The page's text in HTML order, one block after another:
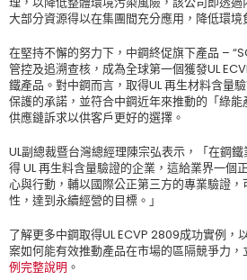
大部分資源得以在集團間充分應用，降低環境
在堅持不懈的努力下，中鋼終促旗下產品 –
管控及追溯查核，成為全球第一個獲發UL
鐵產品。對中鋼而言，取得UL 再生材料含量
保護的承諾，並符合中鋼近年來推動的「綠
供應鏈訴求以供客戶更好的選擇。
UL副總裁暨台灣總經理陳宗弘表示，「在鋼
得 UL 再生料含量驗證的企業，這給業界一個
心與行動，輔以國際公正第三方的專業驗證
性，達到永續經營的目標。」
了解更多中鋼取得UL ECVP 2809成功實例，
案如何能有效推動產品在市場的區隔競爭力，
例完整說明 。